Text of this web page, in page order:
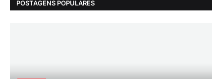
POSTAGENS POPULARES